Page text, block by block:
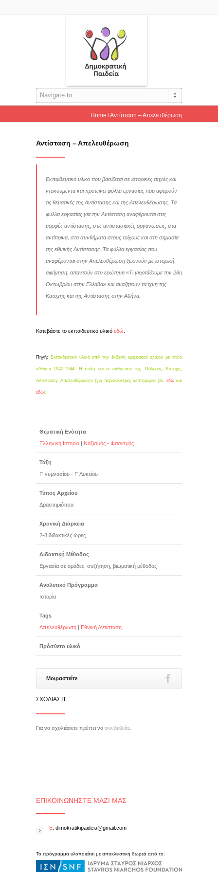
Navigate to...
Home Αντίσταση – Απελευθέρωση
Αντίσταση – Απελευθέρωση
Εκπαιδευτικό υλικό που βασίζεται σε ιστορικές πηγές και
ντοκουμέντα και προτείνει φύλλα εργασίας που αφορούν
τις θεματικές της Αντίστασης και της Απελευθέρωσης. Τα
φύλλα εργασίας για την Αντίσταση αναφέρονται στις
μορφές αντίστασης, στις αντιστασιακές οργανώσεις, στα
αντίποινα, στα συνθήματα στους τοίχους και στη σημασία
της εθνικής Αντίστασης. Τα φύλλα εργασίας που
αναφέρονται στην Απελευθέρωση ξεκινούν με ιστορική
αφήγηση, απαντούν στο ερώτημα «Τι γιορτάζουμε την 28η
Οκτωβρίου στην Ελλάδα» και αναζητούν τα ίχνη της
Κατοχής και της Αντίστασης στην Αθήνα.
Κατεβάστε το εκπαιδευτικό υλικό εδώ
Πηγή: Εκπαιδευτικό υλικό από την έκθεση αρχειακού υλικού με τίτλο
«Αθήνα 1940-1944: Η πόλη και οι άνθρωποί της. Πόλεμος, Κατοχή,
Αντίσταση, Απελευθέρωση» (για περισσότερες λεπτομέρεις βλ. εδώ και
εδώ).
Θεματική Ενότητα
Ελληνική Ιστορία | Ναζισμός - Φασισμός
Τάξη
Γ' γυμνασίου - Γ' Λυκείου
Τύπος Αρχείου
Δραστηριότητα
Χρονική Διάρκεια
2-8 διδακτικές ώρες
Διδακτική Μέθοδος
Εργασία σε ομάδες, συζήτηση, βιωματική μέθοδος
Αναλυτικό Πρόγραμμα
Ιστορία
Tags
Απελευθέρωση | Εθνική Αντίσταση
Πρόσθετο υλικό
Μοιραστείτε
ΣΧΟΛΙΆΣΤΕ
Για να σχολιάσετε πρέπει να συνδεθείτε
ΕΠΙΚΟΙΝΩΝΉΣΤΕ ΜΑΖΊ ΜΑΣ
E: dimokratikipaideia@gmail.com
Το πρόγραμμα υλοποιείται με αποκλειστική δωρεά από το: